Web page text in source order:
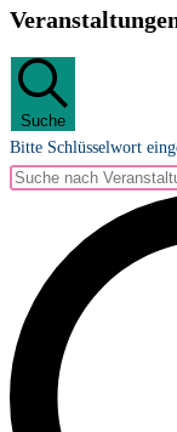
Suche
Bitte Schlüsselwort